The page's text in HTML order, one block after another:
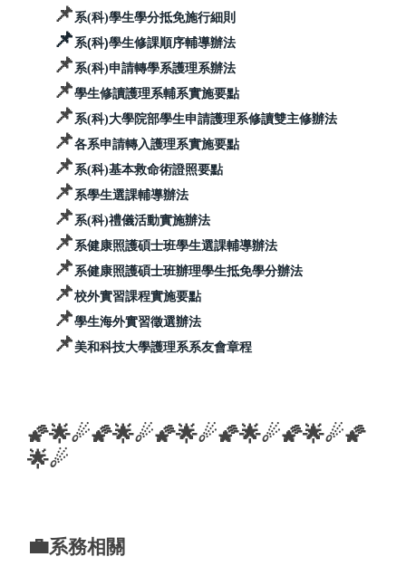
📌 系(科)學生學分抵免施行細則
📌系(科)學生修課順序輔導辦法
📌 系(科)申請轉學系護理系辦法
📌學生修讀護理系輔系實施要點
📌 系(科)大學院部學生申請護理系修讀雙主修辦法
📌各系申請轉入護理系實施要點
📌 系(科)基本救命術證照要點
📌 系學生選課輔導辦法
📌 系(科)禮儀活動實施辦法
📌 系健康照護碩士班學生選課輔導辦法
📌 系健康照護碩士班辦理學生抵免學分辦法
📌校外實習課程實施要點
📌學生海外實習徵選辦法
📌美和科技大學護理系系友會章程
🌠🌟☄︎🌠🌟☄︎🌠🌟☄︎🌠🌟☄︎🌠🌟☄︎🌠
🌟☄︎
💼系務相關